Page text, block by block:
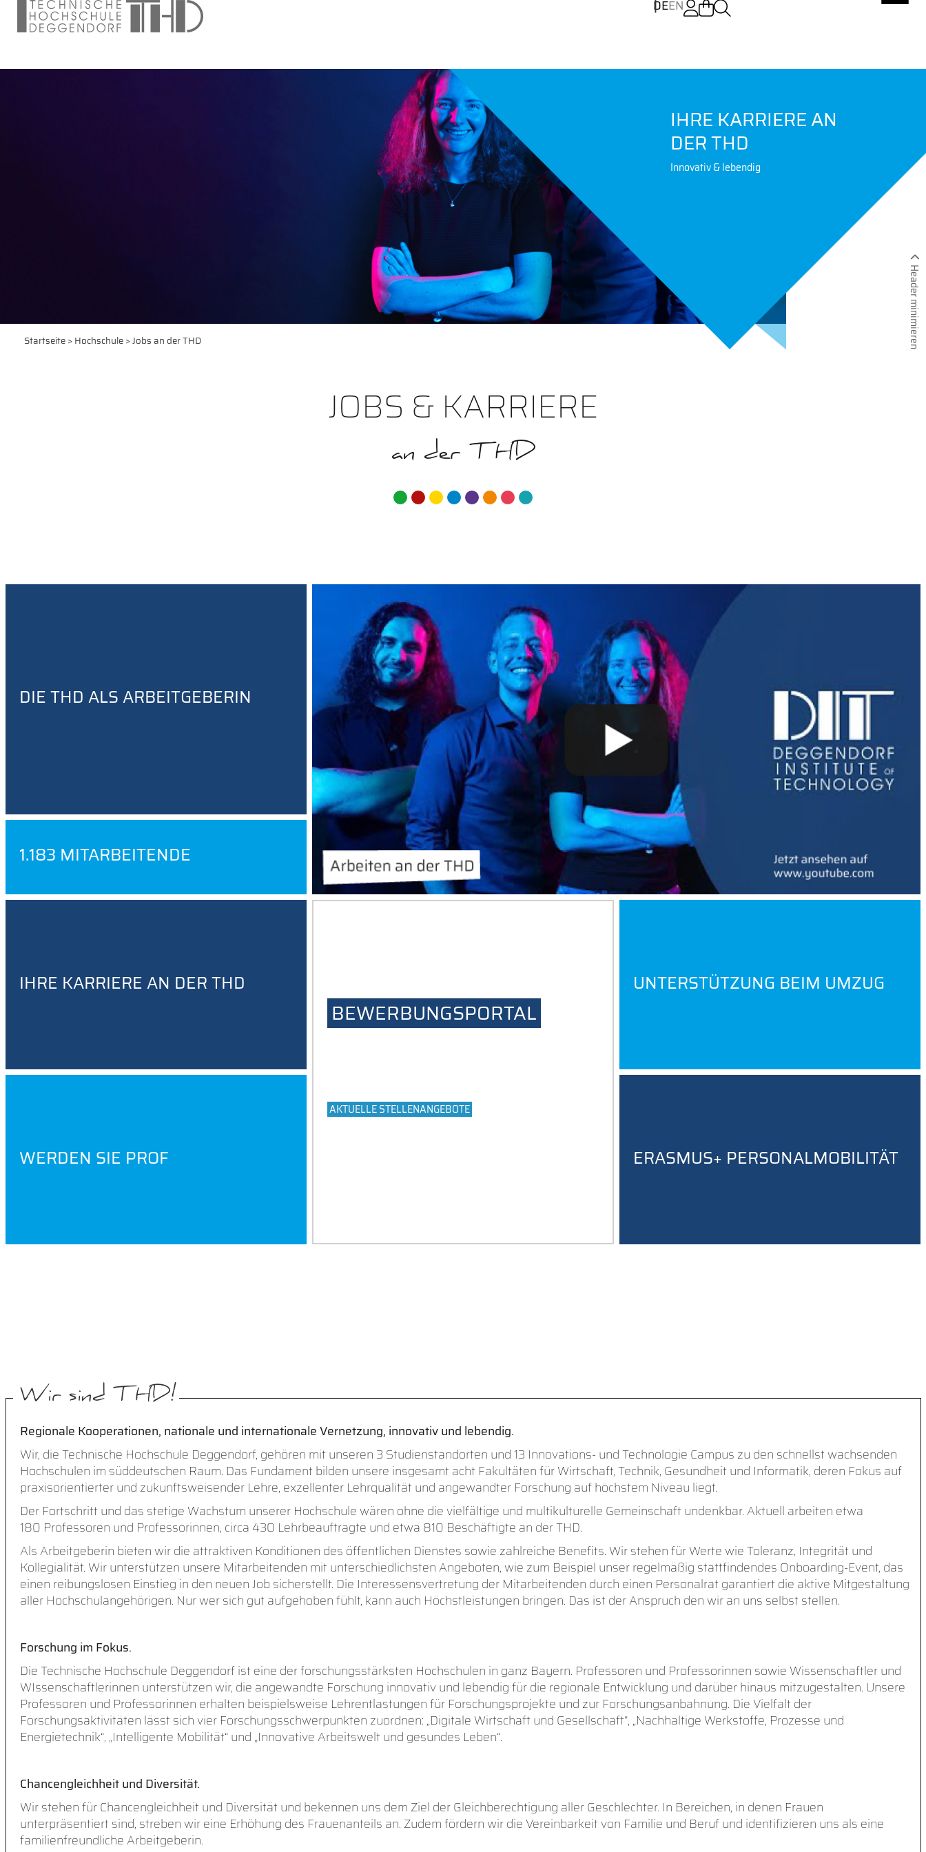
DEEN
Startseite>Hochschule> Jobs an der THD
IHRE KARRIERE AN
DER THD
Innovativ & lebendig
Header minimieren
JOBS & KARRIERE
an der THD
DIE THD ALS ARBEITGEBERIN
1.183 MITARBEITENDE
IHRE KARRIERE AN DER THD
BEWERBUNGSPORTAL
AKTUELLE STELLENANGEBOTE
UNTERSTÜTZUNG BEIM UMZUG
WERDEN SIE PROF ERASMUS+ PERSONALMOBILITÄT
Wir sind THD!
Regionale Kooperationen, nationale und internationale Vernetzung, innovativ und lebendig.
Wir, die Technische Hochschule Deggendorf, gehören mit unseren 3 Studienstandorten und 13 Innovations- und Technologie Campus zu den schnellst wachsenden
Hochschulen im süddeutschen Raum. Das Fundament bilden unsere insgesamt acht Fakultäten für Wirtschaft, Technik, Gesundheit und Informatik, deren Fokus auf
praxisorientierter und zukunftsweisender Lehre, exzellenter Lehrqualität und angewandter Forschung auf höchstem Niveau liegt.
Der Fortschritt und das stetige Wachstum unserer Hochschule wären ohne die vielfältige und multikulturelle Gemeinschaft undenkbar. Aktuell arbeiten etwa
180 Professoren und Professorinnen, circa 430 Lehrbeauftragte und etwa 810 Beschäftigte an der THD.
Als Arbeitgeberin bieten wir die attraktiven Konditionen des öffentlichen Dienstes sowie zahlreiche Benefits. Wir stehen für Werte wie Toleranz, Integrität und
Kollegialität. Wir unterstützen unsere Mitarbeitenden mit unterschiedlichsten Angeboten, wie zum Beispiel unser regelmäßig stattfindendes Onboarding-Event, das
einen reibungslosen Einstieg in den neuen Job sicherstellt. Die Interessensvertretung der Mitarbeitenden durch einen Personalrat garantiert die aktive Mitgestaltung
aller Hochschulangehörigen. Nur wer sich gut aufgehoben fühlt, kann auch Höchstleistungen bringen. Das ist der Anspruch den wir an uns selbst stellen.
Forschung im Fokus.
Die Technische Hochschule Deggendorf ist eine der forschungsstärksten Hochschulen in ganz Bayern. Professoren und Professorinnen sowie Wissenschaftler und
WIssenschaftlerinnen unterstützen wir, die angewandte Forschung innovativ und lebendig für die regionale Entwicklung und darüber hinaus mitzugestalten. Unsere
Professoren und Professorinnen erhalten beispielsweise Lehrentlastungen für Forschungsprojekte und zur Forschungsanbahnung. Die Vielfalt der
Forschungsaktivitäten lässt sich vier Forschungsschwerpunkten zuordnen: „Digitale Wirtschaft und Gesellschaft“, „Nachhaltige Werkstoffe, Prozesse und
Energietechnik“, „Intelligente Mobilität“ und „Innovative Arbeitswelt und gesundes Leben“.
Chancengleichheit und Diversität.
Wir stehen für Chancengleichheit und Diversität und bekennen uns dem Ziel der Gleichberechtigung aller Geschlechter. In Bereichen, in denen Frauen
unterpräsentiert sind, streben wir eine Erhöhung des Frauenanteils an. Zudem fördern wir die Vereinbarkeit von Familie und Beruf und identifizieren uns als eine
familienfreundliche Arbeitgeberin.